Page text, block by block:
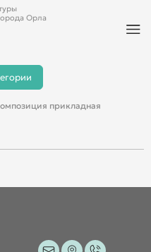
Орла
прикладная